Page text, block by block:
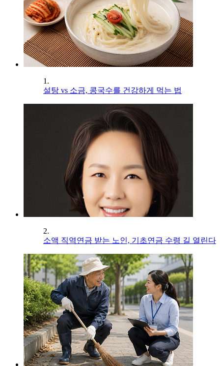
1.
설탕 vs 소금, 콩국수를 건강하게 먹는 법
2.
소액 직역연금 받는 노인, 기초연금 수령 길 열린다